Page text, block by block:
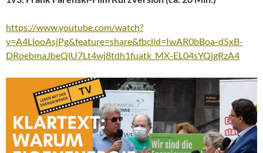
https://www.youtube.com/watch?
v=A4LlooAsjPg&feature=share&fbclid=IwAR0bBoa-d5xB-
DRoebmaJbeQlU7Lt4wj8tdh1fuatk_MX-EL04sYQjgRzA4